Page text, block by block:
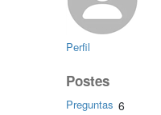
Perfil
Postes
Preguntas 6